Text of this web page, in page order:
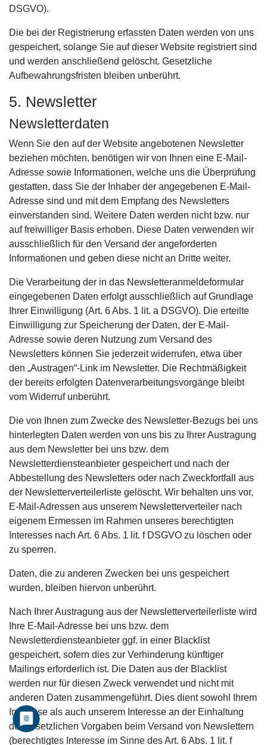
DSGVO).
Die bei der Registrierung erfassten Daten werden von uns
gespeichert, solange Sie auf dieser Website registriert sind
und werden anschließend gelöscht. Gesetzliche
Aufbewahrungsfristen bleiben unberührt.
5. Newsletter
Newsletter­daten
Wenn Sie den auf der Website angebotenen Newsletter
beziehen möchten, benötigen wir von Ihnen eine E-Mail-
Adresse sowie Informationen, welche uns die Überprüfung
gestatten, dass Sie der Inhaber der angegebenen E-Mail-
Adresse sind und mit dem Empfang des Newsletters
einverstanden sind. Weitere Daten werden nicht bzw. nur
auf freiwilliger Basis erhoben. Diese Daten verwenden wir
ausschließlich für den Versand der angeforderten
Informationen und geben diese nicht an Dritte weiter.
Die Verarbeitung der in das Newsletteranmeldeformular
eingegebenen Daten erfolgt ausschließlich auf Grundlage
Ihrer Einwilligung (Art. 6 Abs. 1 lit. a DSGVO). Die erteilte
Einwilligung zur Speicherung der Daten, der E-Mail-
Adresse sowie deren Nutzung zum Versand des
Newsletters können Sie jederzeit widerrufen, etwa über
den „Austragen“-Link im Newsletter. Die Rechtmäßigkeit
der bereits erfolgten Datenverarbeitungsvorgänge bleibt
vom Widerruf unberührt.
Die von Ihnen zum Zwecke des Newsletter-Bezugs bei uns
hinterlegten Daten werden von uns bis zu Ihrer Austragung
aus dem Newsletter bei uns bzw. dem
Newsletterdiensteanbieter gespeichert und nach der
Abbestellung des Newsletters oder nach Zweckfortfall aus
der Newsletterverteilerliste gelöscht. Wir behalten uns vor,
E-Mail-Adressen aus unserem Newsletterverteiler nach
eigenem Ermessen im Rahmen unseres berechtigten
Interesses nach Art. 6 Abs. 1 lit. f DSGVO zu löschen oder
zu sperren.
Daten, die zu anderen Zwecken bei uns gespeichert
wurden, bleiben hiervon unberührt.
Nach Ihrer Austragung aus der Newsletterverteilerliste wird
Ihre E-Mail-Adresse bei uns bzw. dem
Newsletterdiensteanbieter ggf. in einer Blacklist
gespeichert, sofern dies zur Verhinderung künftiger
Mailings erforderlich ist. Die Daten aus der Blacklist
werden nur für diesen Zweck verwendet und nicht mit
anderen Daten zusammengeführt. Dies dient sowohl Ihrem
Interesse als auch unserem Interesse an der Einhaltung
der gesetzlichen Vorgaben beim Versand von Newslettern
(berechtigtes Interesse im Sinne des Art. 6 Abs. 1 lit. f